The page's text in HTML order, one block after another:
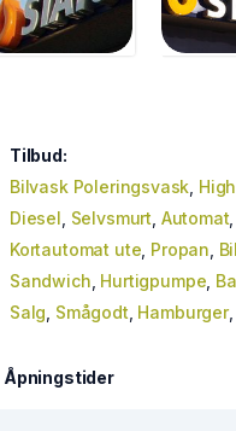
Tilbud:
Bilvask Poleringsvask
Diesel Selvsmurt Automat
Kortautomat ute Propan
Sandwich Hurtigpumpe
Salg Smågodt Hamburger,
Åpningstider